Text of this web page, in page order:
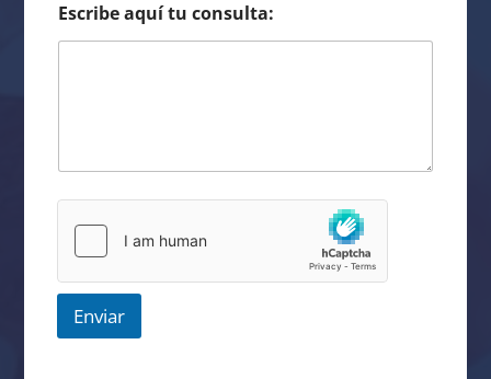
Escribe aquí tu consulta:
Enviar